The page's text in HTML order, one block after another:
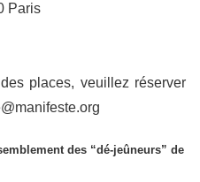
Paris
places, veuillez réserver
des “dé-jeûneurs” de